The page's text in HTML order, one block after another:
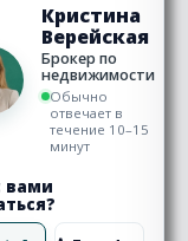
Кристина
Верейская
Брокер по
недвижимости
Обычно
отвечает в
течение 10–15
минут
вами